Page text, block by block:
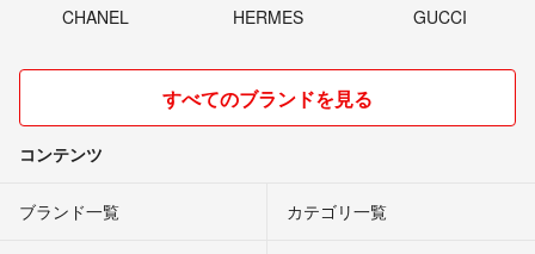
CHANEL HERMES GUCCI
すべてのブランドを見る
コンテンツ
ブランド一覧 カテゴリ一覧